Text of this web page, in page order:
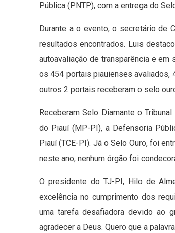
Pública (PNTP), com a entrega do
Durante a o evento, o secretário de
resultados encontrados. Luis
autoavaliação de transparência e em
os 454 portais piauienses avaliados,
outros 2 portais receberam o selo
Receberam Selo Diamante o
do Piauí (MP-PI), a Defensoria
Piauí (TCE-PI). Já o Selo Ouro, foi
neste ano, nenhum órgão foi
O presidente do TJ-PI, Hilo de
excelência no cumprimento dos
uma tarefa desafiadora devido ao
agradecer a Deus. Quero que a